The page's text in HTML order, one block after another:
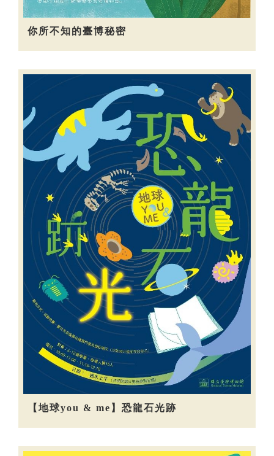
你所不知的臺博秘密
【地球you & me】恐龍石光跡